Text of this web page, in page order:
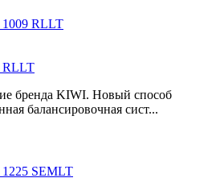
RLLT
бренда KIWI. Новый способ
балансировочная сист...